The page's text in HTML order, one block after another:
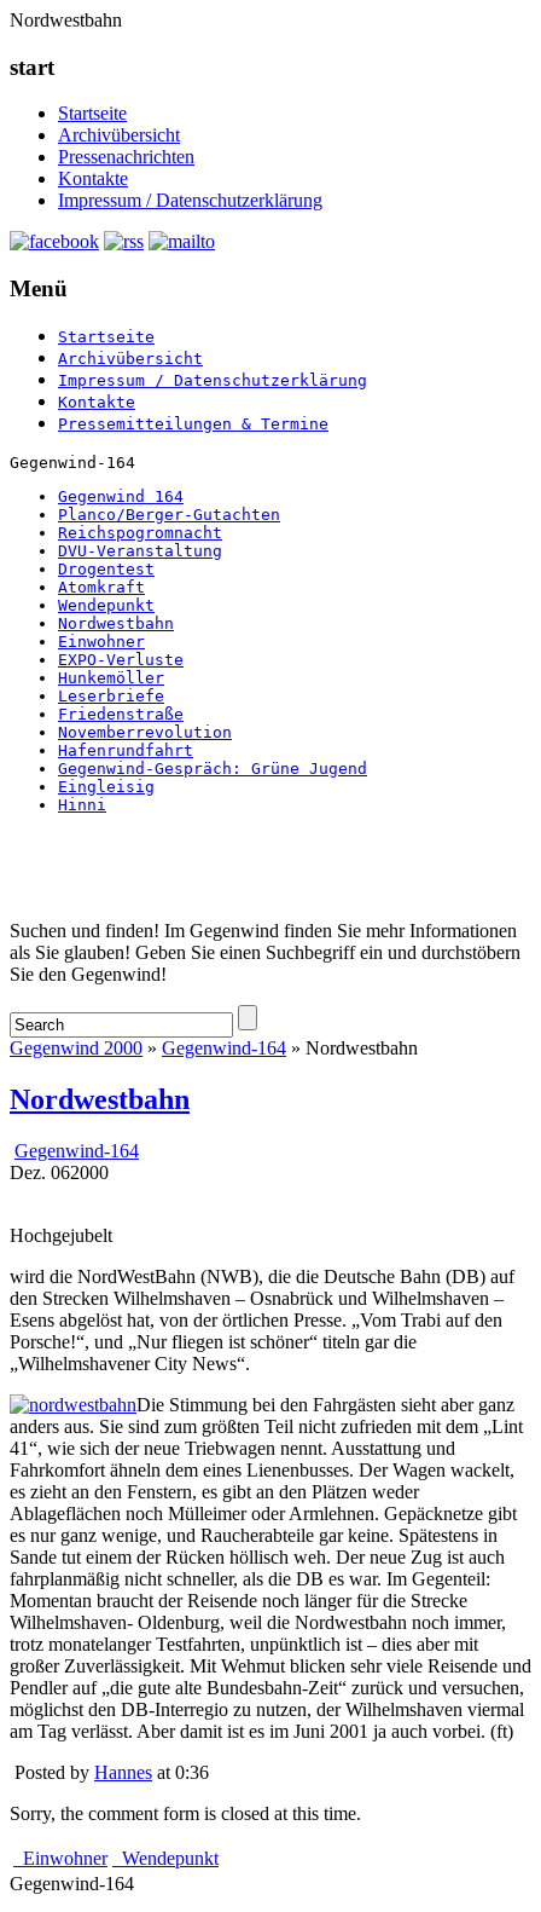
Nordwestbahn
start
Startseite
Archivübersicht
Pressenachrichten
Kontakte
Impressum / Datenschutzerklärung
Menü
Startseite
Archivübersicht
Impressum / Datenschutzerklärung
Kontakte
Pressemitteilungen & Termine
Gegenwind-164
Gegenwind 164
Planco/Berger-Gutachten
Reichspogromnacht
DVU-Veranstaltung
Drogentest
Atomkraft
Wendepunkt
Nordwestbahn
Einwohner
EXPO-Verluste
Hunkemöller
Leserbriefe
Friedenstraße
Novemberrevolution
Hafenrundfahrt
Gegenwind-Gespräch: Grüne Jugend
Eingleisig
Hinni
Startseite
Suchen und finden! Im Gegenwind finden Sie mehr Informationen
als Sie glauben! Geben Sie einen Suchbegriff ein und durchstöbern
Sie den Gegenwind!
Gegenwind 2000 » Gegenwind-164 » Nordwestbahn
Nordwestbahn
Gegenwind-164
Dez. 062000
Hochgejubelt
wird die NordWestBahn (NWB), die die Deutsche Bahn (DB) auf
den Strecken Wilhelmshaven – Osnabrück und Wilhelmshaven –
Esens abgelöst hat, von der örtlichen Presse. „Vom Trabi auf den
Porsche!“, und „Nur fliegen ist schöner“ titeln gar die
„Wilhelmshavener City News“.
Die Stimmung bei den Fahrgästen sieht aber ganz
anders aus. Sie sind zum größten Teil nicht zufrieden mit dem „Lint
41“, wie sich der neue Triebwagen nennt. Ausstattung und
Fahrkomfort ähneln dem eines Lienenbusses. Der Wagen wackelt,
es zieht an den Fenstern, es gibt an den Plätzen weder
Ablageflächen noch Mülleimer oder Armlehnen. Gepäcknetze gibt
es nur ganz wenige, und Raucherabteile gar keine. Spätestens in
Sande tut einem der Rücken höllisch weh. Der neue Zug ist auch
fahrplanmäßig nicht schneller, als die DB es war. Im Gegenteil:
Momentan braucht der Reisende noch länger für die Strecke
Wilhelmshaven- Oldenburg, weil die Nordwestbahn noch immer,
trotz monatelanger Testfahrten, unpünktlich ist – dies aber mit
großer Zuverlässigkeit. Mit Wehmut blicken sehr viele Reisende und
Pendler auf „die gute alte Bundesbahn-Zeit“ zurück und versuchen,
möglichst den DB-Interregio zu nutzen, der Wilhelmshaven viermal
am Tag verlässt. Aber damit ist es im Juni 2001 ja auch vorbei. (ft)
Posted by Hannes at 0:36
Sorry, the comment form is closed at this time.
Einwohner
Wendepunkt
Gegenwind-164